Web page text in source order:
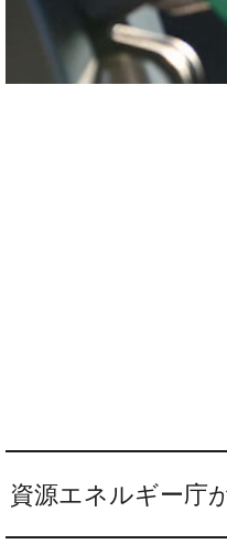
資源エネルギー庁